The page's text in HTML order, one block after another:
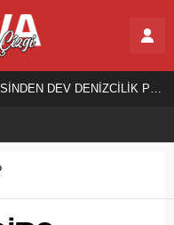
DEV DENİZCİLİK PROJESİ!